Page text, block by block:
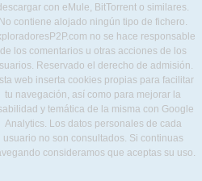
con eMule, BitTorrent o similares.
No contiene alojado ningún tipo de fichero.
no se hace responsable
de los comentarios u otras acciones de los
Reservado el derecho de admisión.
web inserta cookies propias para facilitar
tu navegación, así como para mejorar la
y temática de la misma con Google
Analytics. Los datos personales de cada
usuario no son consultados. Si continuas
consideramos que aceptas su uso.